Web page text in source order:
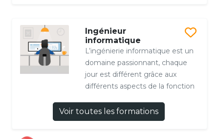
Ingénieur
informatique
L’ingénierie informatique est un
domaine passionnant, chaque
jour est différent grâce aux
différents aspects de la fonction
Voir toutes les formations